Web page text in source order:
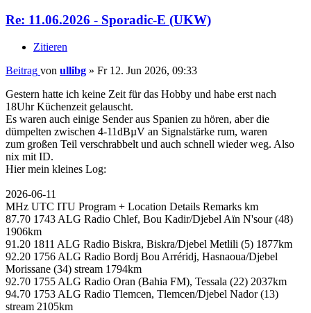
Re: 11.06.2026 - Sporadic-E (UKW)
Zitieren
Beitrag von ullibg » Fr 12. Jun 2026, 09:33
Gestern hatte ich keine Zeit für das Hobby und habe erst nach
18Uhr Küchenzeit gelauscht.
Es waren auch einige Sender aus Spanien zu hören, aber die
dümpelten zwischen 4-11dBµV an Signalstärke rum, waren
zum großen Teil verschrabbelt und auch schnell wieder weg. Also
nix mit ID.
Hier mein kleines Log:
2026-06-11
MHz UTC ITU Program + Location Details Remarks km
87.70 1743 ALG Radio Chlef, Bou Kadir/Djebel Aïn N'sour (48)
1906km
91.20 1811 ALG Radio Biskra, Biskra/Djebel Metlili (5) 1877km
92.20 1756 ALG Radio Bordj Bou Arréridj, Hasnaoua/Djebel
Morissane (34) stream 1794km
92.70 1755 ALG Radio Oran (Bahia FM), Tessala (22) 2037km
94.70 1753 ALG Radio Tlemcen, Tlemcen/Djebel Nador (13)
stream 2105km